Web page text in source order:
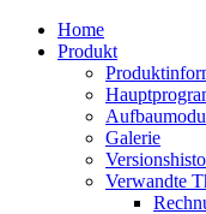
Home
Produkt
Galerie
Verwandte